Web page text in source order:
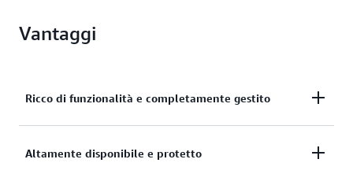
Vantaggi
Ricco di funzionalità e completamente gestito
Amazon FSx semplifica la fornitura di
Altamente disponibile e protetto